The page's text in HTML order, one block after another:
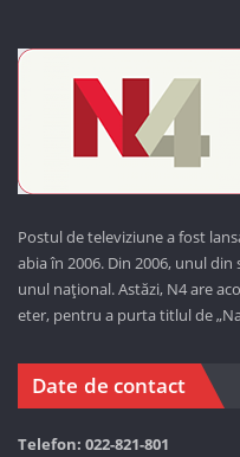
Postul de televiziune a fost
abia în 2006. Din 2006, unul
unul național. Astăzi, N4 are
eter, pentru a purta titlul de
Date de contact
Telefon: 022-821-801